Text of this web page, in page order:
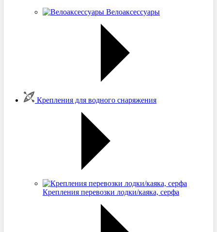
Велоаксессуары
Крепления для водного снаряжения
Крепления перевозки лодки/каяка, серфа